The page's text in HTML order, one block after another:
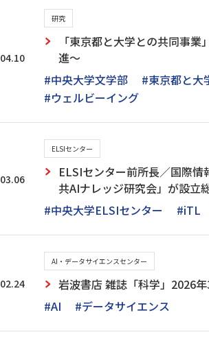
研究
「東京都と大学との共同事
進～
#中央大学文学部
#東京都と大
#ウェルビーイング
ELSIセンター
ELSIセンター前所長／国際
共AIナレッジ研究会」が設立
#中央大学ELSIセンター
#iTL
AI・データサイエンスセンター
岩波書店 雑誌「科学」2026
#AI
#データサイエンス